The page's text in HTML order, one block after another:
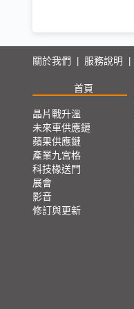
關於我們 服務說明
首頁
晶片戰升溫
未來車供應鏈
蘋果供應鏈
產業九宮格
科技椽送門
展會
影音
修訂與更新